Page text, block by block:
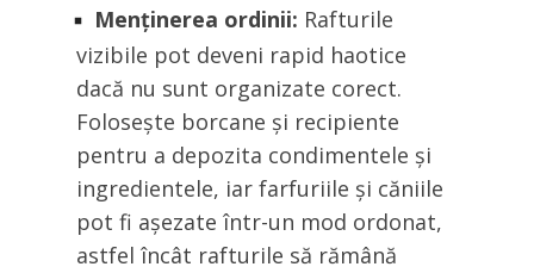
Menținerea ordinii: Rafturile
vizibile pot deveni rapid haotice
dacă nu sunt organizate corect.
Folosește borcane și recipiente
pentru a depozita condimentele și
ingredientele, iar farfuriile și căniile
pot fi așezate într-un mod ordonat,
astfel încât rafturile să rămână